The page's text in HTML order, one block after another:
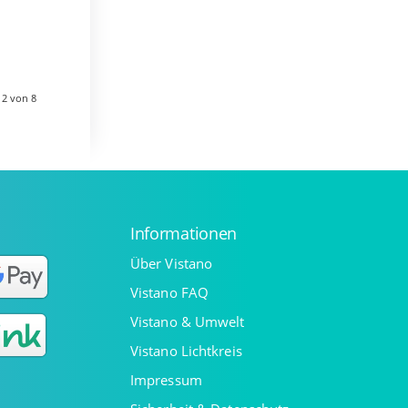
2 von 8
Informationen
Über Vistano
Vistano FAQ
Vistano & Umwelt
Vistano Lichtkreis
Impressum